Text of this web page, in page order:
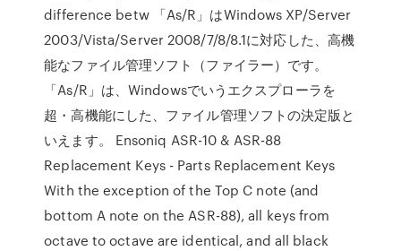
difference betw 「As/R」はWindows XP/Server
2003/Vista/Server 2008/7/8/8.1に対応した、高機
能なファイル管理ソフト（ファイラー）です。
「As/R」は、Windowsでいうエクスプローラを
超・高機能にした、ファイル管理ソフトの決定版と
いえます。 Ensoniq ASR-10 & ASR-88
Replacement Keys - Parts Replacement Keys
With the exception of the Top C note (and
bottom A note on the ASR-88), all keys from
octave to octave are identical, and all black